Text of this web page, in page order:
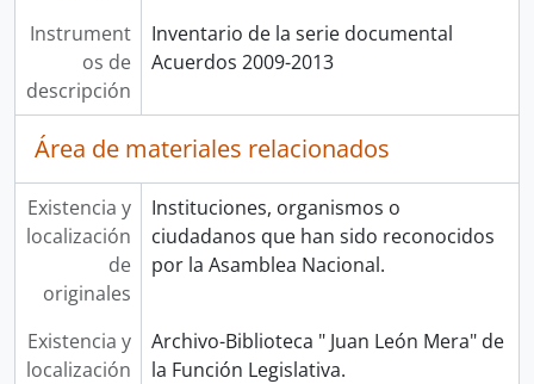
Instrument
os de
descripción
Inventario de la serie documental
Acuerdos 2009-2013
Área de materiales relacionados
Existencia y
localización
de
originales
Instituciones, organismos o
ciudadanos que han sido reconocidos
por la Asamblea Nacional.
Existencia y
localización
Archivo-Biblioteca " Juan León Mera" de
la Función Legislativa.